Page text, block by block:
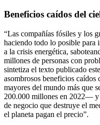
Beneficios caídos del
“Las compañías fósiles y los
haciendo todo lo posible para
a la crisis energética,
millones de personas con
sintetiza el texto publicado
asombrosos beneficios
mayores del mundo más que
200.000 millones en 2022—
de negocio que destruye el
el planeta pagan el precio”.